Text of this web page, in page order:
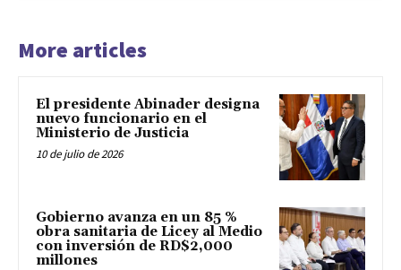
More articles
El presidente Abinader designa
nuevo funcionario en el
Ministerio de Justicia
10 de julio de 2026
Gobierno avanza en un 85 %
obra sanitaria de Licey al Medio
con inversión de RD$2,000
millones